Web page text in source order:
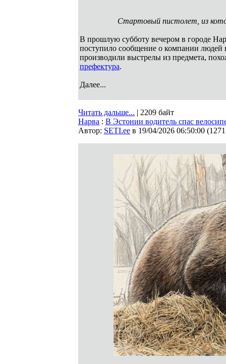
Стартовый пистолет, из
В прошлую субботу вечером в городе
поступило сообщение о компании людей
производили выстрелы из предмета,
префектура.
Далее...
Читать дальше... | 2209 байт
Нарва : В Эстонии водитель спас
Автор: SETI.ee в 19/04/2026 06:50:00 (